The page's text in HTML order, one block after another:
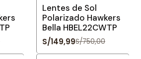
Lentes de Sol
Polarizado Hawkers
Bella HBEL22CWTP
S/149,99S/750,00